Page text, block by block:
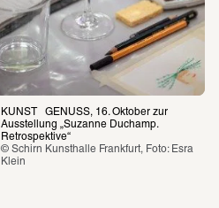
KUNST   GENUSS, 16. Oktober zur
Ausstellung „Suzanne Duchamp.
Retrospektive“
© Schirn Kunsthalle Frankfurt, Foto: Esra
Klein